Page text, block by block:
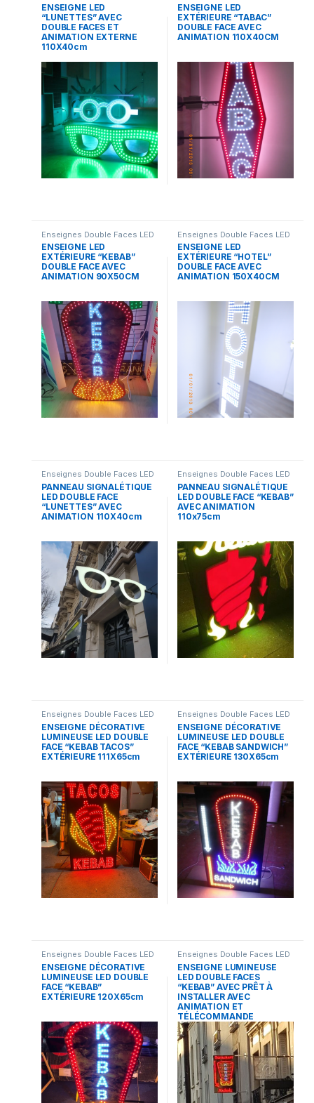
ENSEIGNE LED
“LUNETTES” AVEC
DOUBLE FACES ET
ANIMATION EXTERNE
110X40cm
ENSEIGNE LED
EXTÉRIEURE “TABAC”
DOUBLE FACE AVEC
ANIMATION 110X40CM
Enseignes Double Faces LED
ENSEIGNE LED
EXTÉRIEURE “KEBAB”
DOUBLE FACE AVEC
ANIMATION 90X50CM
Enseignes Double Faces LED
ENSEIGNE LED
EXTÉRIEURE “HOTEL”
DOUBLE FACE AVEC
ANIMATION 150X40CM
Enseignes Double Faces LED
PANNEAU SIGNALÉTIQUE
LED DOUBLE FACE
“LUNETTES” AVEC
ANIMATION 110X40cm
Enseignes Double Faces LED
PANNEAU SIGNALÉTIQUE
LED DOUBLE FACE “KEBAB”
AVEC ANIMATION
110x75cm
Enseignes Double Faces LED
ENSEIGNE DÉCORATIVE
LUMINEUSE LED DOUBLE
FACE “KEBAB TACOS”
EXTÉRIEURE 111X65cm
Enseignes Double Faces LED
ENSEIGNE DÉCORATIVE
LUMINEUSE LED DOUBLE
FACE “KEBAB SANDWICH”
EXTÉRIEURE 130X65cm
Enseignes Double Faces LED
ENSEIGNE DÉCORATIVE
LUMINEUSE LED DOUBLE
FACE “KEBAB”
EXTÉRIEURE 120X65cm
Enseignes Double Faces LED
ENSEIGNE LUMINEUSE
LED DOUBLE FACES
“KEBAB” AVEC PRÊT À
INSTALLER AVEC
ANIMATION ET
TÉLÉCOMMANDE
110*70cm